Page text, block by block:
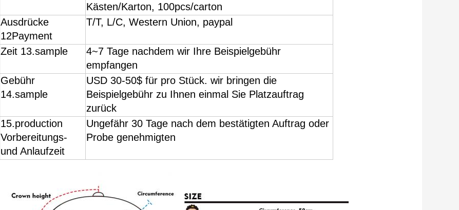
Kästen/Karton, 100pcs/carton
Ausdrücke
12Payment
T/T, L/C, Western Union, paypal
Zeit 13.sample
4~7 Tage nachdem wir Ihre Beispielgebühr
empfangen
Gebühr
14.sample
USD 30-50$ für pro Stück. wir bringen die
Beispielgebühr zu Ihnen einmal Sie Platzauftrag
zurück
15.production
Vorbereitungs-
und Anlaufzeit
Ungefähr 30 Tage nach dem bestätigten Auftrag oder
Probe genehmigten